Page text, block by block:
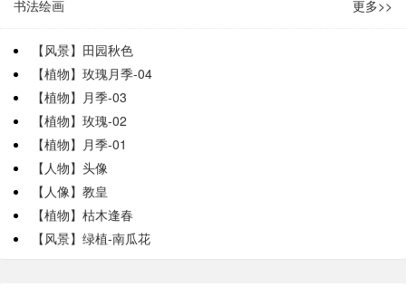
书法绘画 更多>>
【风景】田园秋色
【植物】玫瑰月季-04
【植物】月季-03
【植物】玫瑰-02
【植物】月季-01
【人物】头像
【人像】教皇
【植物】枯木逢春
【风景】绿植-南瓜花